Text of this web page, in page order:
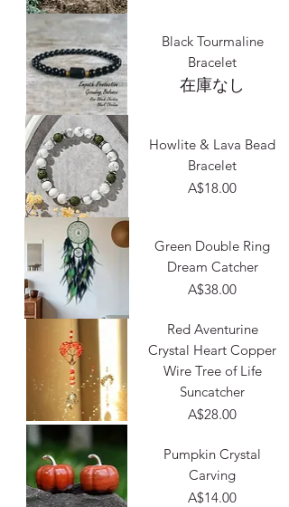
Black Tourmaline
Bracelet
在庫なし
Howlite & Lava Bead
Bracelet
価格
A$18.00
Green Double Ring
Dream Catcher
価格
A$38.00
Red Aventurine
Crystal Heart Copper
Wire Tree of Life
Suncatcher
価格
A$28.00
Pumpkin Crystal
Carving
価格
A$14.00